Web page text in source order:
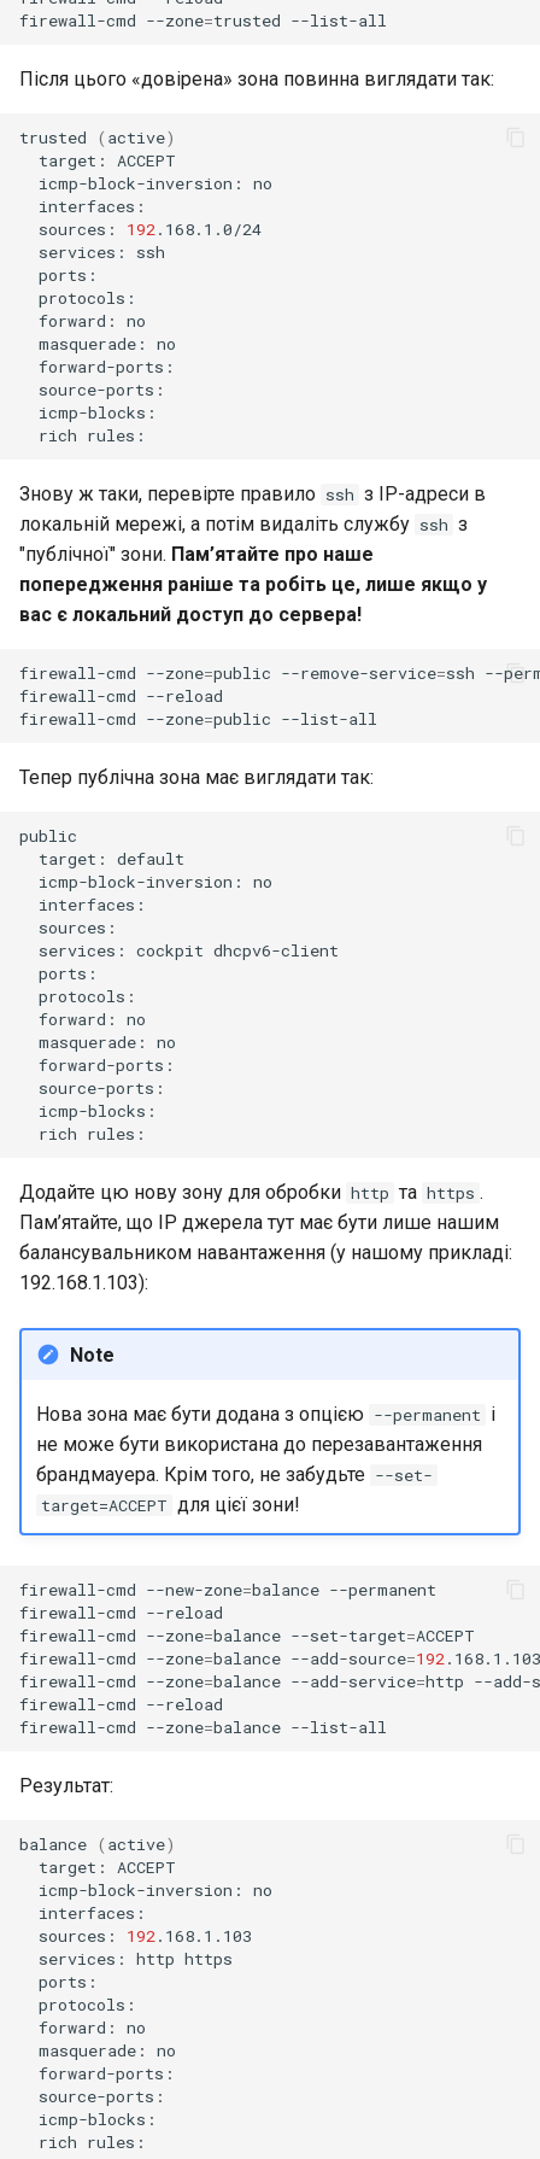
firewall-cmd --zone=trusted
Після цього «довірена» зона повинна виглядати так:
trusted ( active)
target:
icmp-block-inversion:
sources:
192
services:
forward:
masquerade:
rich
Знову ж таки, перевірте правило ssh з IP-адреси в
локальній мережі, а потім видаліть службу ssh з
"публічної" зони. Пам’ятайте про наше
попередження раніше та робіть це, лише якщо у
вас є локальний доступ до сервера!
firewall-cmd --zone=public --remove-service=ssh --
firewall-cmd --reload
firewall-cmd --zone=public
Тепер публічна зона має виглядати так:
target:
icmp-block-inversion:
services:
cockpit
forward:
masquerade:
rich
Додайте цю нову зону для обробки http та https .
Пам’ятайте, що IP джерела тут має бути лише нашим
балансувальником навантаження (у нашому прикладі:
192.168.1.103):
Note
Нова зона має бути додана з опцією --permanent і
не може бути використана до перезавантаження
брандмауера. Крім того, не забудьте --set-
target=ACCEPT для цієї зони!
firewall-cmd --new-zone=balance --permanent
firewall-cmd --reload
firewall-cmd --zone=balance --set-target=ACCEPT
firewall-cmd --zone=balance --add-source=192 .168.1.103
firewall-cmd --zone=balance --add-service=http --add-
firewall-cmd --reload
firewall-cmd --zone=balance
Результат:
balance ( active)
target:
icmp-block-inversion:
sources:
192
services:
http
forward:
masquerade:
rich